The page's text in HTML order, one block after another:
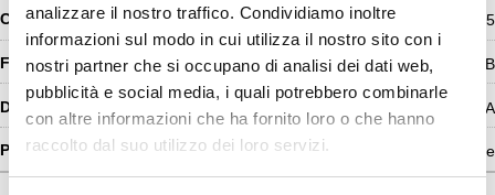
analizzare il nostro traffico. Condividiamo inoltre
informazioni sul modo in cui utilizza il nostro sito con i
nostri partner che si occupano di analisi dei dati web,
pubblicità e social media, i quali potrebbero combinarle
con altre informazioni che ha fornito loro o che hanno
raccolto dal suo utilizzo dei loro servizi.
5
L/ES/LAB
Prof. Giancarlo TRETOLA
I Semestre